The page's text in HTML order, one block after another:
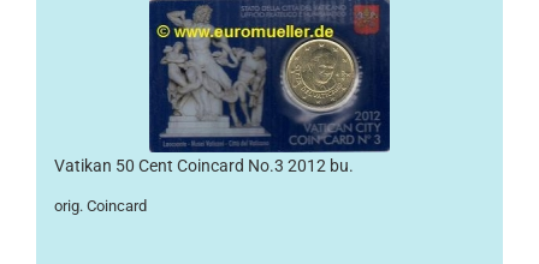
Vatikan 50 Cent Coincard No.3 2012 bu.
orig. Coincard